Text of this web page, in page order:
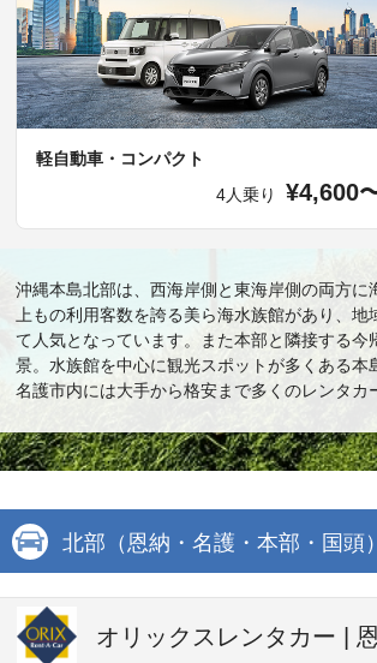
軽自動車・コンパクト
4人乗り
¥4,600
沖縄本島北部は、西海岸側と東海岸側の両方に
上もの利用客数を誇る美ら海水族館があり、
て人気となっています。また本部と隣接する
景。水族館を中心に観光スポットが多くある
名護市内には大手から格安まで多くのレンタカ
北部（恩納・名護・本部・国頭
オリックスレンタカー |